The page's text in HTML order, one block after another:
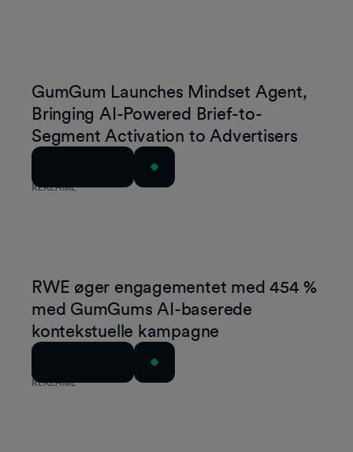
REKLAME
GumGum Launches Mindset Agent,
Bringing AI-Powered Brief-to-
Segment Activation to Advertisers
REKLAME
RWE øger engagementet med 454 %
med GumGums AI-baserede
kontekstuelle kampagne